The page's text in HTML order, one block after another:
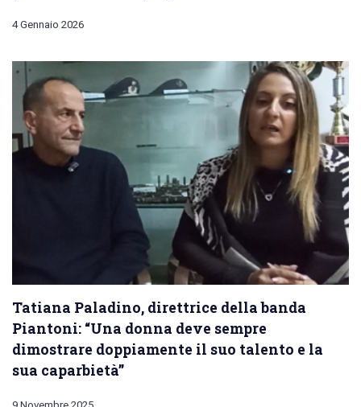
4 Gennaio 2026
Tatiana Paladino, direttrice della banda
Piantoni: “Una donna deve sempre
dimostrare doppiamente il suo talento e la
sua caparbietà”